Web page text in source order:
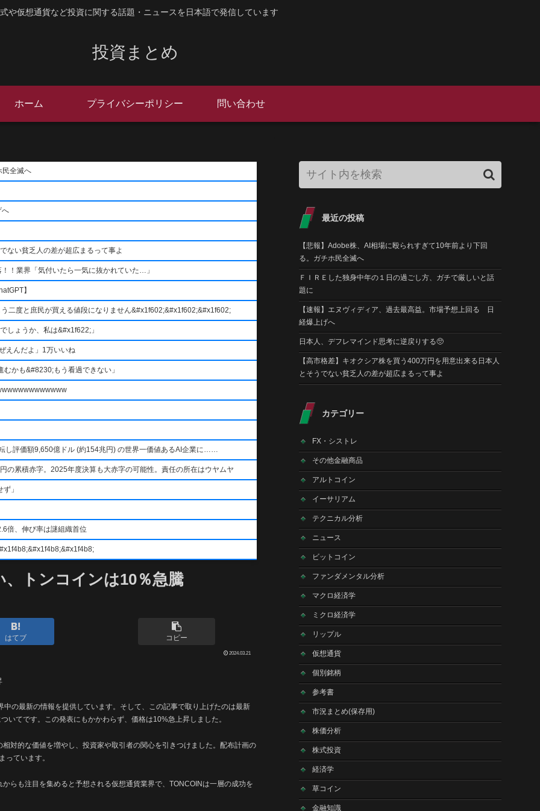
や仮想通貨など投資に関する話題・ニュースを日本語で発信しています
投資まとめ
ホーム プライバシーポリシー 問い合わせ
民全滅へ
へ
ない貧乏人の差が超広まるって事よ
！業界「気付いたら一気に抜かれていた…」
】
二度と庶民が買える値段になりません&#x1f602;&#x1f602;&#x1f602;
しょうか、私は&#x1f622;」
えんだよ」1万いいね
かも&#8230;もう看過できない」
評価額9,650億ドル (約154兆円) の世界一価値あるAI企業に……
の累積赤字。2025年度決算も大赤字の可能性。責任の所在はウヤムヤ
」
倍、伸び率は謎組織首位
、トンコインは10％急騰
はてブ コピー
2024.03.21
の最新の情報を提供しています。そして、この記事で取り上げたのは最新
てです。この発表にもかかわらず、価格は10%急上昇しました。
対的な価値を増やし、投資家や取引者の関心を引きつけました。配布計画の
っています。
らも注目を集めると予想される仮想通貨業界で、TONCOINは一層の成功を
最近の投稿
【悲報】Adobe株、AI相場に殴られすぎて10年前より下回
る。ガチホ民全滅へ
ＦＩＲＥした独身中年の１日の過ごし方、ガチで厳しいと話
題に
【速報】エヌヴィディア、過去最高益。市場予想上回る 日
経爆上げへ
日本人、デフレマインド思考に逆戻りする🥺
【高市格差】キオクシア株を買う400万円を用意出来る日本人
とそうでない貧乏人の差が超広まるって事よ
カテゴリー
FX・シストレ
その他金融商品
アルトコイン
イーサリアム
テクニカル分析
ニュース
ビットコイン
ファンダメンタル分析
マクロ経済学
ミクロ経済学
リップル
仮想通貨
個別銘柄
参考書
市況まとめ(保存用)
株価分析
株式投資
経済学
草コイン
金融知識